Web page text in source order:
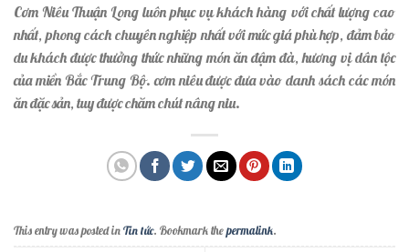
Cơm Niêu Thuận Long luôn phục vụ khách hàng với chất lượng cao
nhất, phong cách chuyên nghiệp nhất với mức giá phù hợp, đảm bảo
du khách được thưởng thức những món ăn đậm đà, hương vị dân tộc
của miền Bắc Trung Bộ. cơm niêu được đưa vào danh sách các món
ăn đặc sản, tuy được chăm chút nâng niu.
This entry was posted inTin tức. Bookmark thepermalink.